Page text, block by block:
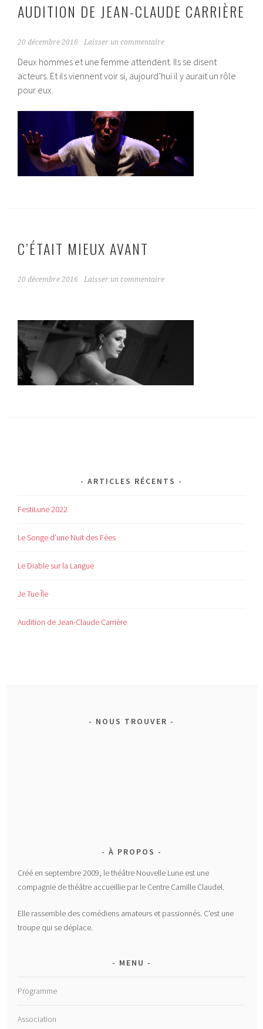
AUDITION DE JEAN-CLAUDE CARRIÈRE
20 décembre 2016 Laisser un commentaire
Deux hommes et une femme attendent. Ils se disent
acteurs. Et ils viennent voir si, aujourd’hui il y aurait un rôle
pour eux.
C’ÉTAIT MIEUX AVANT
20 décembre 2016 Laisser un commentaire
ARTICLES RÉCENTS
FestiLune 2022
Le Songe d’une Nuit des Fées
Le Diable sur la Langue
Je Tue Île
Audition de Jean-Claude Carrière
NOUS TROUVER
À PROPOS
Créé en septembre 2009, le théâtre Nouvelle Lune est une
compagnie de théâtre accueillie par le Centre Camille Claudel.
Elle rassemble des comédiens amateurs et passionnés. C'est une
troupe qui se déplace.
MENU
Programme
Association